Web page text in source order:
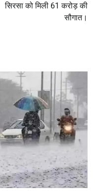
सिरसा को मिली 61 करोड़ की
सौगात।